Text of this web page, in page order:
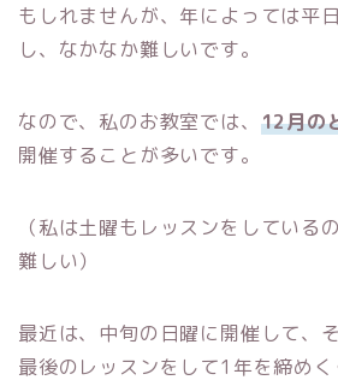
もしれませんが、年によっては平
し、なかなか難しいです。
なので、私のお教室では、 12月の
開催することが多いです。
（私は土曜もレッスンをしている
難しい）
最近は、中旬の日曜に開催して、
最後のレッスンをして1年を締め